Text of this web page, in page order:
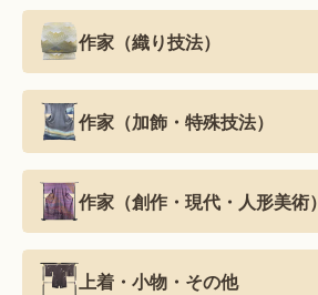
作家（織り技法）
作家（加飾・特殊技法）
作家（創作・現代・人形美術）
上着・小物・その他